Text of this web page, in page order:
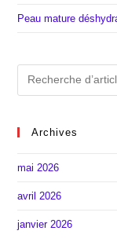
Peau mature
Archives
mai 2026
avril 2026
janvier 2026